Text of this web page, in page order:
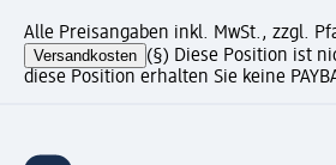
Alle Preisangaben inkl. MwSt., zzgl.
Versandkosten (§) Diese Position ist
diese Position erhalten Sie keine